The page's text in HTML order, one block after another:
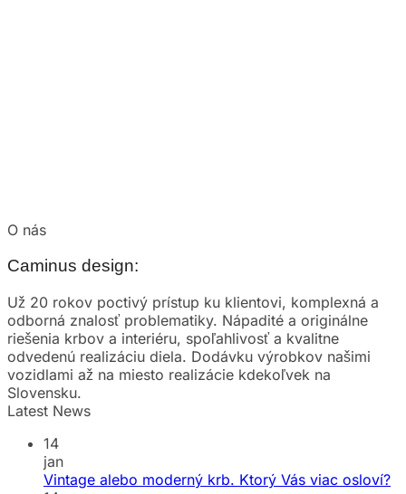
O nás
Caminus design:
Už 20 rokov poctivý prístup ku klientovi, komplexná a
odborná znalosť problematiky. Nápadité a originálne
riešenia krbov a interiéru, spoľahlivosť a kvalitne
odvedenú realizáciu diela. Dodávku výrobkov našimi
vozidlami až na miesto realizácie kdekoľvek na
Slovensku.
Latest News
14
jan
Vintage alebo moderný krb. Ktorý Vás viac osloví?